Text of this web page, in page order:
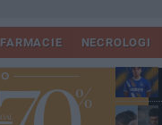
FARMACIE NECROLOGI